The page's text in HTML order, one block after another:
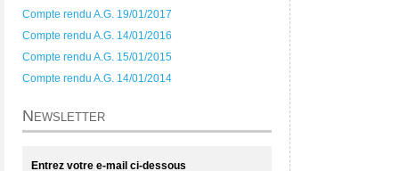
Compte rendu A.G. 19/01/2017
Compte rendu A.G. 14/01/2016
Compte rendu A.G. 15/01/2015
Compte rendu A.G. 14/01/2014
Newsletter
Entrez votre e-mail ci-dessous